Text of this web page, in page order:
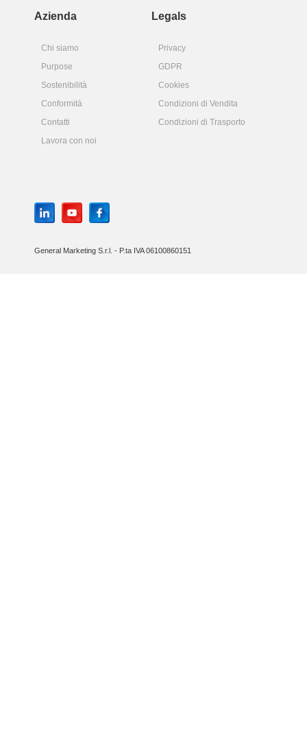
Azienda Legals
Chi siamo
Privacy
Purpose
GDPR
Sostenibilità
Cookies
Conformità
Condizioni di Vendita
Contatti
Condizioni di Trasporto
Lavora con noi
General Marketing S.r.l. - P.ta IVA 06100860151